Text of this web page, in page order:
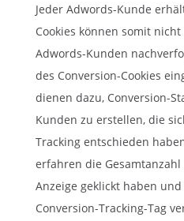
Jeder Adwords-Kunde
Cookies können somit
Adwords-Kunden
des Conversion-Cookies
dienen dazu, Conversion-
Kunden zu erstellen, die
Tracking entschieden
erfahren die
Anzeige geklickt haben
Conversion-Tracking-Tag